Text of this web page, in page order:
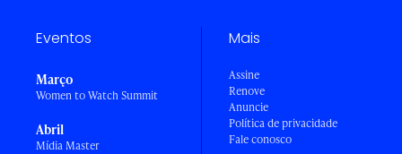
Eventos
Março
Women to Watch Summit
Abril
Mídia Master
Mais
Assine
Renove
Anuncie
Política de privacidade
Fale conosco